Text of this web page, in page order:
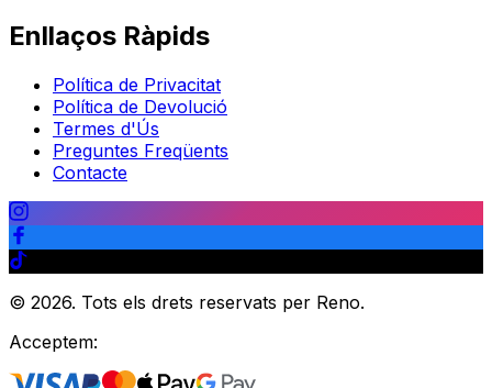
Enllaços Ràpids
Política de Privacitat
Política de Devolució
Termes d'Ús
Preguntes Freqüents
Contacte
© 2026. Tots els drets reservats per Reno.
Acceptem: